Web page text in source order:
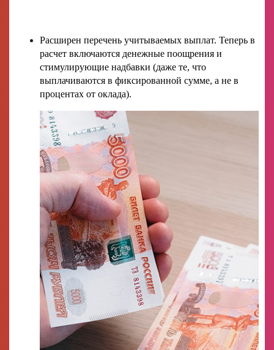
Расширен перечень учитываемых выплат. Теперь в
расчет включаются денежные поощрения и
стимулирующие надбавки (даже те, что
выплачиваются в фиксированной сумме, а не в
процентах от оклада).